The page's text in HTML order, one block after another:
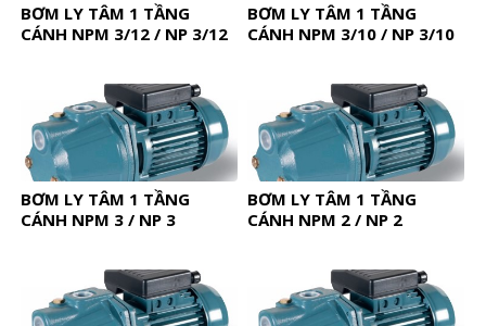
BƠM LY TÂM 1 TẦNG
CÁNH NPM 3/12 / NP 3/12
BƠM LY TÂM 1 TẦNG
CÁNH NPM 3/10 / NP 3/10
BƠM LY TÂM 1 TẦNG
CÁNH NPM 3 / NP 3
BƠM LY TÂM 1 TẦNG
CÁNH NPM 2 / NP 2